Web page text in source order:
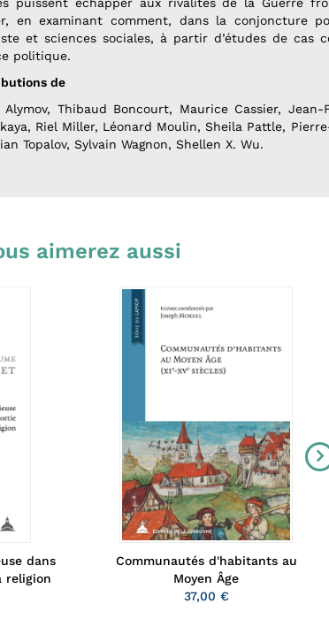
puissent échapper aux rivalités de la Guerre
en examinant comment, dans la conjoncture
et sciences sociales, à partir d’études de cas
politique.
de
Alymov, Thibaud Boncourt, Maurice Cassier,
Riel Miller, Léonard Moulin, Sheila Pattle,
Topalov, Sylvain Wagnon, Shellen X. Wu.
aimerez aussi
dans
religion
Communautés d'habitants au
Moyen Âge
37,00 €